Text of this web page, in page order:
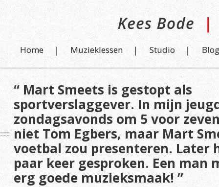
Home Muzieklessen Studio Blog
“ Mart Smeets is gestopt als
sportverslaggever. In mijn
zondagsavonds om 5 voor
niet Tom Egbers, maar Mart
voetbal zou presenteren. Later
paar keer gesproken. Een man
erg goede muzieksmaak! ”